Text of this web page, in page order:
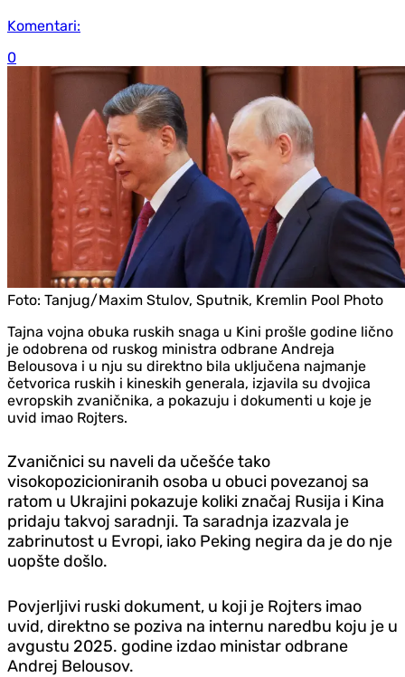
Komentari:
0
Foto: Tanjug/Maxim Stulov, Sputnik, Kremlin Pool Photo
Tajna vojna obuka ruskih snaga u Kini prošle godine lično
je odobrena od ruskog ministra odbrane Andreja
Belousova i u nju su direktno bila uključena najmanje
četvorica ruskih i kineskih generala, izjavila su dvojica
evropskih zvaničnika, a pokazuju i dokumenti u koje je
uvid imao Rojters.
Zvaničnici su naveli da učešće tako
visokopozicioniranih osoba u obuci povezanoj sa
ratom u Ukrajini pokazuje koliki značaj Rusija i Kina
pridaju takvoj saradnji. Ta saradnja izazvala je
zabrinutost u Evropi, iako Peking negira da je do nje
uopšte došlo.
Povjerljivi ruski dokument, u koji je Rojters imao
uvid, direktno se poziva na internu naredbu koju je u
avgustu 2025. godine izdao ministar odbrane
Andrej Belousov.